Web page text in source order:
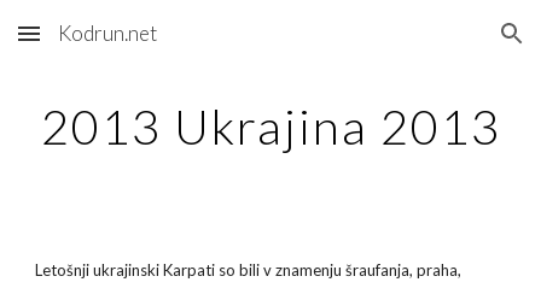
Skip to main content Skip to navigation
Kodrun.net
2013 Ukrajina 2013
Letošnji ukrajinski Karpati so bili v znamenju šraufanja, praha,